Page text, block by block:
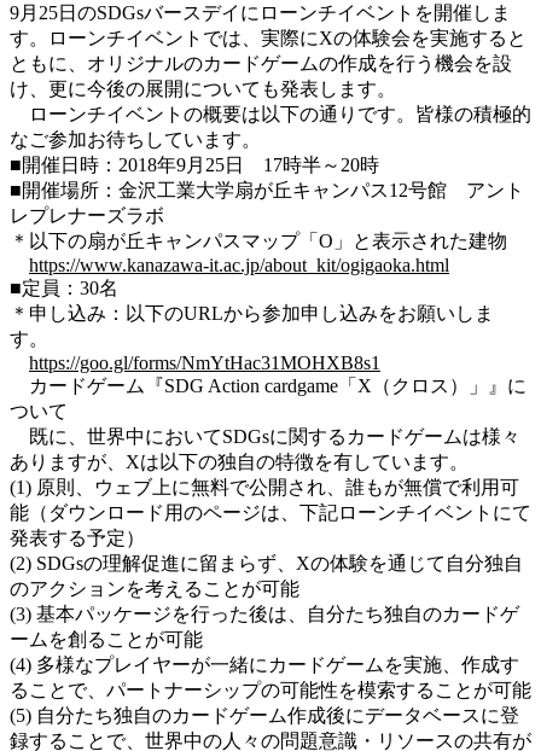
9月25日のSDGsバースデイにローンチイベントを開催しま
す。ローンチイベントでは、実際にXの体験会を実施すると
ともに、オリジナルのカードゲームの作成を行う機会を設
け、更に今後の展開についても発表します。
ローンチイベントの概要は以下の通りです。皆様の積極的
なご参加お待ちしています。
■開催日時：2018年9月25日 17時半～20時
■開催場所：金沢工業大学扇が丘キャンパス12号館 アント
レプレナーズラボ
＊以下の扇が丘キャンパスマップ「O」と表示された建物
https://www.kanazawa-it.ac.jp/about_kit/ogigaoka.html
■定員：30名
＊申し込み：以下のURLから参加申し込みをお願いしま
す。
https://goo.gl/forms/NmYtHac31MOHXB8s1
カードゲーム『SDG Action cardgame「X（クロス）」』に
ついて
既に、世界中においてSDGsに関するカードゲームは様々
ありますが、Xは以下の独自の特徴を有しています。
(1) 原則、ウェブ上に無料で公開され、誰もが無償で利用可
能（ダウンロード用のページは、下記ローンチイベントにて
発表する予定）
(2) SDGsの理解促進に留まらず、Xの体験を通じて自分独自
のアクションを考えることが可能
(3) 基本パッケージを行った後は、自分たち独自のカードゲ
ームを創ることが可能
(4) 多様なプレイヤーが一緒にカードゲームを実施、作成す
ることで、パートナーシップの可能性を模索することが可能
(5) 自分たち独自のカードゲーム作成後にデータベースに登
録することで、世界中の人々の問題意識・リソースの共有が